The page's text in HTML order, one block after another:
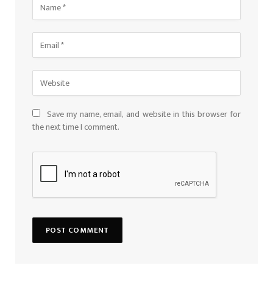
Save my name, email, and website in this browser for
the next time I comment.